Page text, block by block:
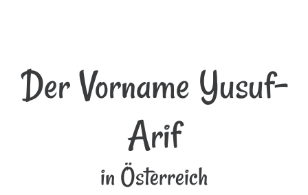
Der Vorname Yusuf-
Arif
in Österreich